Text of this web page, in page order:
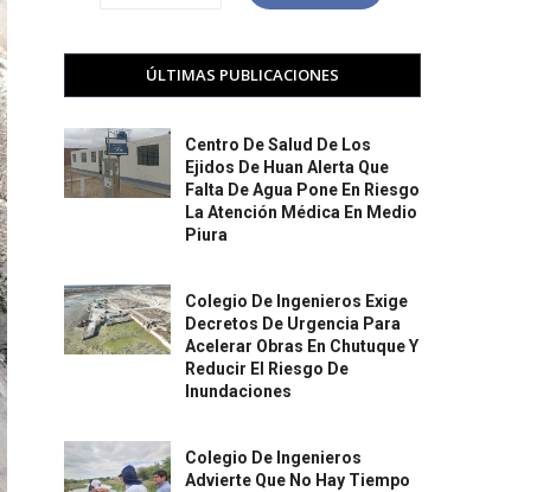
ÚLTIMAS PUBLICACIONES
Centro De Salud De Los
Ejidos De Huan Alerta Que
Falta De Agua Pone En Riesgo
La Atención Médica En Medio
Piura
Colegio De Ingenieros Exige
Decretos De Urgencia Para
Acelerar Obras En Chutuque Y
Reducir El Riesgo De
Inundaciones
Colegio De Ingenieros
Advierte Que No Hay Tiempo